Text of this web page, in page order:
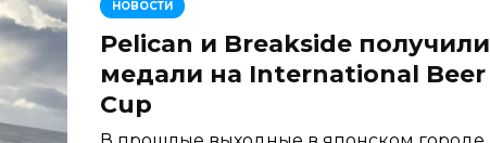
НОВОСТИ
Pelican и Breakside получили
медали на International Beer
Cup